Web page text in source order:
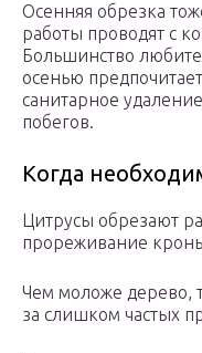
Осенняя обрезка
работы проводят с
Большинство
осенью
санитарное
побегов.
Когда
Цитрусы обрезают
прореживание
Чем моложе дерево,
за слишком частых